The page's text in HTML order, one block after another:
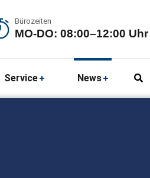
Bürozeiten
MO-DO: 08:00–12:00
Service News